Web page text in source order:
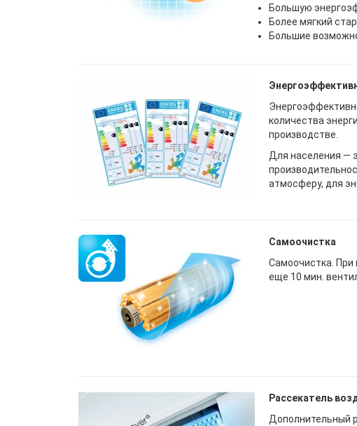
Большую
Более мягкий
Большие
количества
производстве.
Для населения —
атмосферу, для
Самоочистка
Самоочистка. При
еще 10 мин.
Рассекатель
Дополнительный